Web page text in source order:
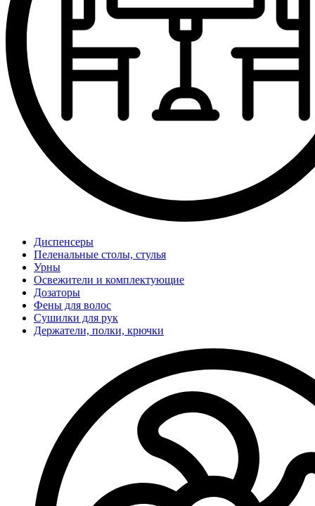
Диспенсеры
Пеленальные столы, стулья
Урны
Освежители и комплектующие
Дозаторы
Фены для волос
Сушилки для рук
Держатели, полки, крючки